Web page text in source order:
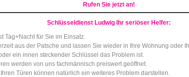
Rufen Sie jetzt an!
Schlüsseldienst Ludwig Ihr seriöser Helfer:
Tag+Nacht für Sie im Einsatz.
aus der Patsche und lassen Sie wieder in Ihre Wohnung oder
ein innen steckender Schlüssel das Problem ist.
werden von uns fachmännisch preiswert geöffnet.
Türen können natürlich ein weiteres Problem darstellen.